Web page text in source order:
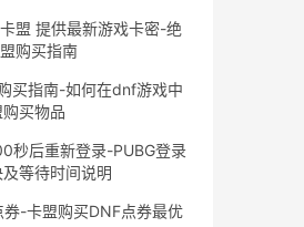
盟 提供最新游戏卡密-绝
购买指南
买指南-如何在dnf游戏中
买物品
秒后重新登录-PUBG登录
等待时间说明
-卡盟购买DNF点券最优